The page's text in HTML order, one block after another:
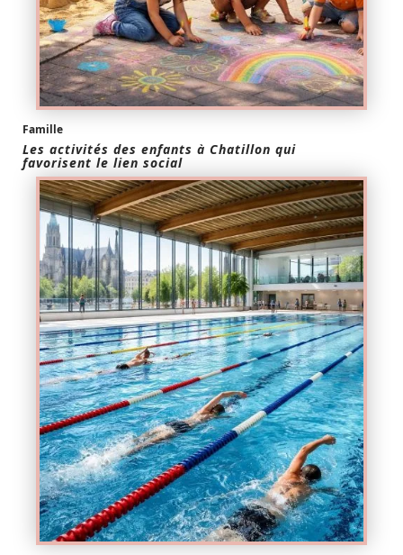
Famille
Les activités des enfants à Chatillon qui
favorisent le lien social